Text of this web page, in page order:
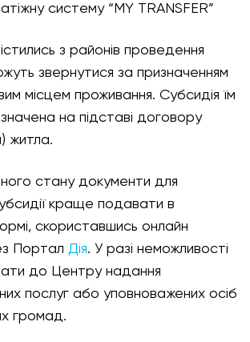
систему “MY TRANSFER”
з районів проведення
звернутися за призначенням
місцем проживання. Субсидія їм
на підставі договору
житла.
стану документи для
краще подавати в
скориставшись онлайн
Портал Дія. У разі неможливості
до Центру надання
послуг або уповноважених осіб
громад.